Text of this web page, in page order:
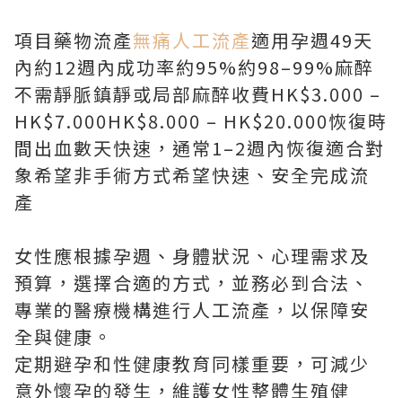
項目藥物流產無痛人工流產適用孕週49天
內約12週內成功率約95%約98–99%麻醉
不需靜脈鎮靜或局部麻醉收費HK$3.000 –
HK$7.000HK$8.000 – HK$20.000恢復時
間出血數天快速，通常1–2週內恢復適合對
象希望非手術方式希望快速、安全完成流
產
女性應根據孕週、身體狀況、心理需求及
預算，選擇合適的方式，並務必到合法、
專業的醫療機構進行人工流產，以保障安
全與健康。
定期避孕和性健康教育同樣重要，可減少
意外懷孕的發生，維護女性整體生殖健